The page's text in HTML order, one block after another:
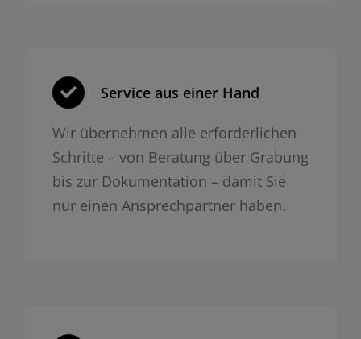
Service aus einer Hand
Wir übernehmen alle erforderlichen
Schritte – von Beratung über Grabung
bis zur Dokumentation – damit Sie
nur einen Ansprechpartner haben.